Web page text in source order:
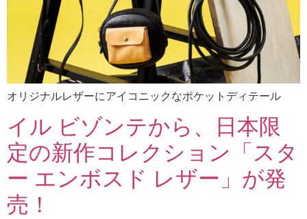
オリジナルレザーにアイコニックなポケットディテール
イル ビゾンテから、日本限
定の新作コレクション「スタ
ー エンボスド レザー」が発
売！